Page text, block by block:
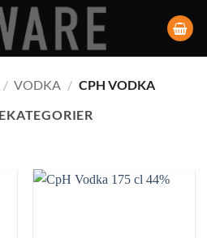
/ VODKA / CPH VODKA